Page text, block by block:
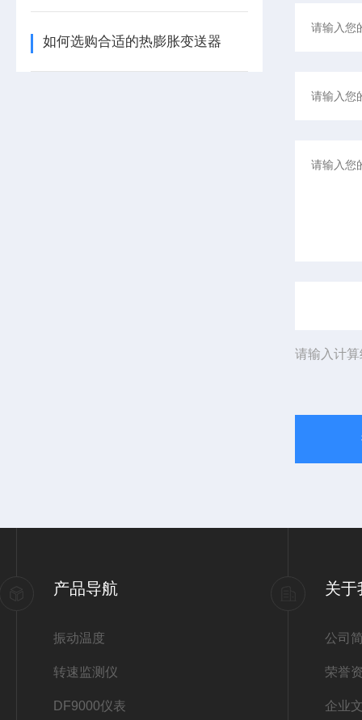
如何选购合适的热膨胀变送器
请输入计
产品导航
振动温度
转速监测仪
DF9000仪表
关于
公司
荣誉
企业